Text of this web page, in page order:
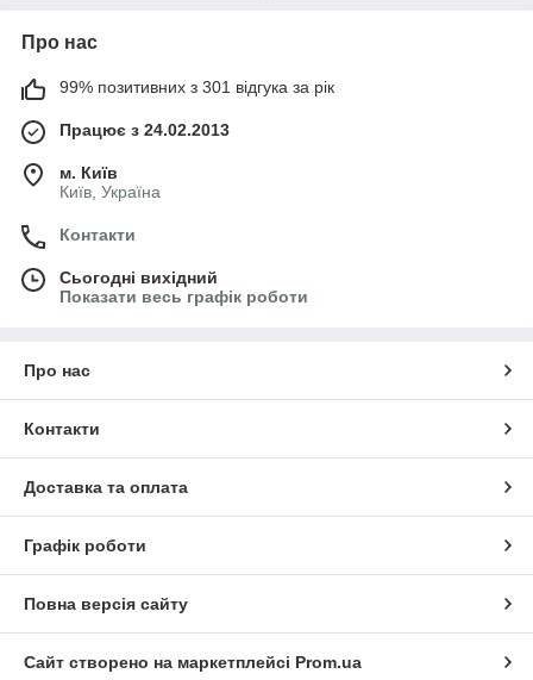
Про нас
99% позитивних з 301 відгука за рік
Працює з 24.02.2013
м. Київ
Київ, Україна
Контакти
Сьогодні вихідний
Показати весь графік роботи
Про нас
Контакти
Доставка та оплата
Графік роботи
Повна версія сайту
Сайт створено на маркетплейсі Prom.ua